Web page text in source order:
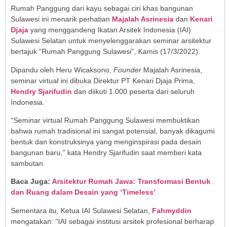
Rumah Panggung dari kayu sebagai ciri khas bangunan
Sulawesi ini menarik perhatian Majalah Asrinesia dan Kenari
Djaja yang menggandeng Ikatan Arsitek Indonesia (IAI)
Sulawesi Selatan untuk menyelenggarakan seminar arsitektur
bertajuk “Rumah Panggung Sulawesi”, Kamis (17/3/2022).
Dipandu oleh Heru Wicaksono, Founder Majalah Asrinesia,
seminar virtual ini dibuka Direktur PT Kenari Djaja Prima,
Hendry Sjarifudin dan diikuti 1.000 peserta dari seluruh
Indonesia.
“Seminar virtual Rumah Panggung Sulawesi membuktikan
bahwa rumah tradisional ini sangat potensial, banyak dikagumi
bentuk dan konstruksinya yang menginspirasi pada desain
bangunan baru,” kata Hendry Sjarifudin saat memberi kata
sambutan.
Baca Juga: Arsitektur Rumah Jawa: Transformasi Bentuk
dan Ruang dalam Desain yang ‘Timeless’
Sementara itu, Ketua IAI Sulawesi Selatan, Fahmyddin
mengatakan: “IAI sebagai institusi arsitek profesional berharap